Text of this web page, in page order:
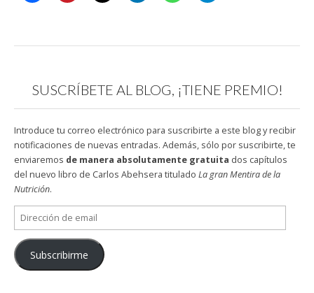
SUSCRÍBETE AL BLOG, ¡TIENE PREMIO!
Introduce tu correo electrónico para suscribirte a este blog y recibir
notificaciones de nuevas entradas. Además, sólo por suscribirte, te
enviaremos de manera absolutamente gratuita dos capítulos
del nuevo libro de Carlos Abehsera titulado La gran Mentira de la
Nutrición.
Dirección
de
email
Subscribirme